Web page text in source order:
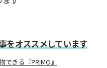
をオススメしています
きる『PRIMO』